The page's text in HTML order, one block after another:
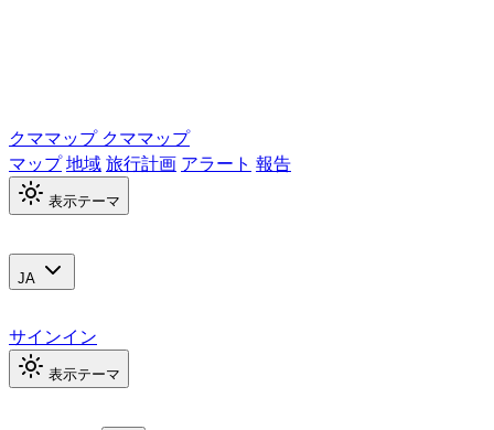
クママップ クママップ
マップ地域旅行計画 アラート 報告
表示テーマ
JA
サインイン
表示テーマ